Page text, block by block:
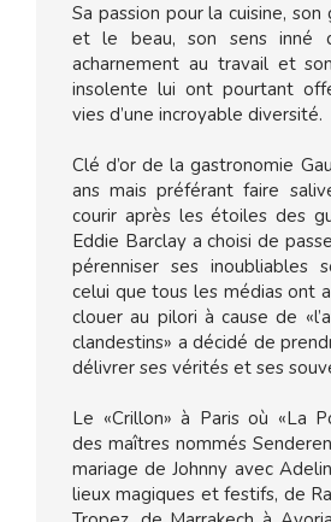
Sa passion pour la cuisine,
et le beau, son sens inné
acharnement au travail et
insolente lui ont pourtant
vies d’une incroyable diversité.
Clé d’or de la gastronomie
ans mais préférant faire
courir après les étoiles des
Eddie Barclay a choisi de
pérenniser ses inoubliables
celui que tous les médias ont
clouer au pilori à cause de
clandestins» a décidé de
délivrer ses vérités et ses
Le «Crillon» à Paris où «La
des maîtres nommés
mariage de Johnny avec
lieux magiques et festifs, de